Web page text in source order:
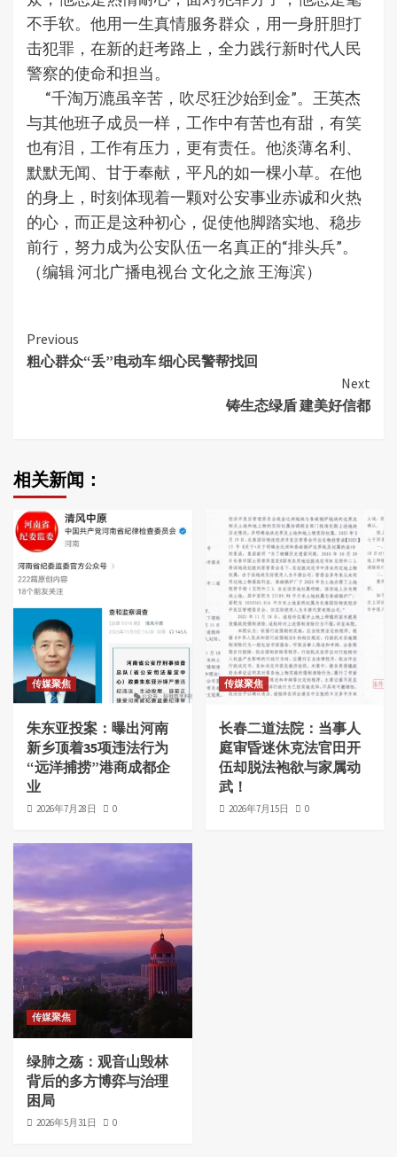
不手软。他用一生真情服务群众，用一身肝胆打
击犯罪，在新的赶考路上，全力践行新时代人民
警察的使命和担当。
“千淘万漉虽辛苦，吹尽狂沙始到金”。王英杰
与其他班子成员一样，工作中有苦也有甜，有笑
也有泪，工作有压力，更有责任。他淡薄名利、
默默无闻、甘于奉献，平凡的如一棵小草。在他
的身上，时刻体现着一颗对公安事业赤诚和火热
的心，而正是这种初心，促使他脚踏实地、稳步
前行，努力成为公安队伍一名真正的“排头兵”。
（编辑 河北广播电视台 文化之旅 王海滨）
Continue
Reading
Previous
粗心群众“丢”电动车 细心民警帮找回
Next
铸生态绿盾 建美好信都
相关新闻：
传媒聚焦
朱东亚投案：曝出河南
新乡顶着35项违法行为
“远洋捕捞”港商成都企
业
2026年7月28日 0
传媒聚焦
长春二道法院：当事人
庭审昏迷休克法官田开
伍却脱法袍欲与家属动
武！
2026年7月15日 0
传媒聚焦
绿肺之殇：观音山毁林
背后的多方博弈与治理
困局
2026年5月31日 0